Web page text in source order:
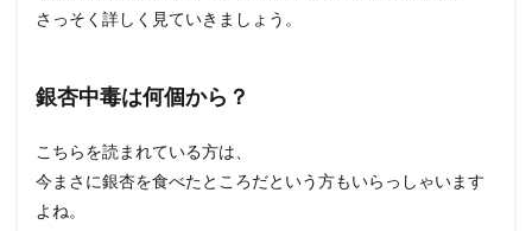
さっそく詳しく見ていきましょう。
銀杏中毒は何個から？
こちらを読まれている方は、
今まさに銀杏を食べたところだという方もいらっしゃいます
よね。